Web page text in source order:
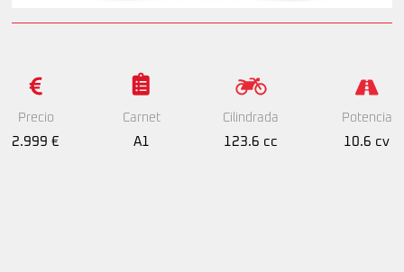
Precio
2.999 €
Carnet
A1
Cilindrada
123.6 cc
Potencia
10.6 cv